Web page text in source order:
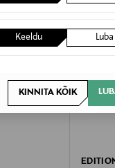
Keeldu Luba
KINNITA KÕIK